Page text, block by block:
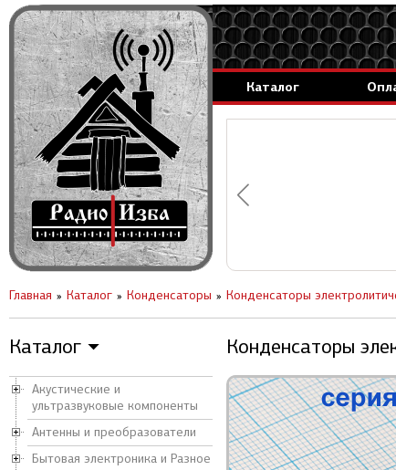
Каталог
генераторы.
за 1 день.
Каталог ▼
Акустические и
ультразвуковые компоненты
Антенны и преобразователи
Бытовая электроника и Разное
Конденсаторы
Главная Каталог Конденсаторы Конденсаторы